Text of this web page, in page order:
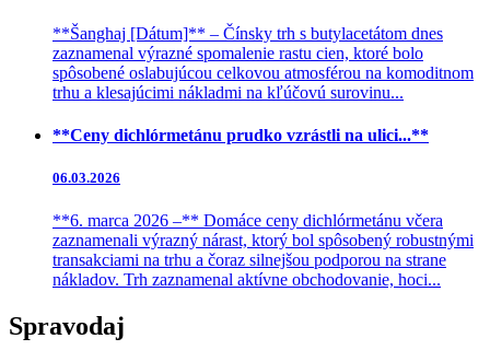
**Šanghaj [Dátum]** – Čínsky trh s butylacetátom dnes
zaznamenal výrazné spomalenie rastu cien, ktoré bolo
spôsobené oslabujúcou celkovou atmosférou na komoditnom
trhu a klesajúcimi nákladmi na kľúčovú surovinu...
**Ceny dichlórmetánu prudko vzrástli na ulici...**
06.03.2026
**6. marca 2026 –** Domáce ceny dichlórmetánu včera
zaznamenali výrazný nárast, ktorý bol spôsobený robustnými
transakciami na trhu a čoraz silnejšou podporou na strane
nákladov. Trh zaznamenal aktívne obchodovanie, hoci...
Spravodaj